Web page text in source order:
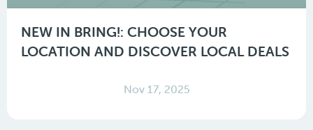
NEW IN BRING!: CHOOSE YOUR
LOCATION AND DISCOVER LOCAL DEALS
Nov 17, 2025